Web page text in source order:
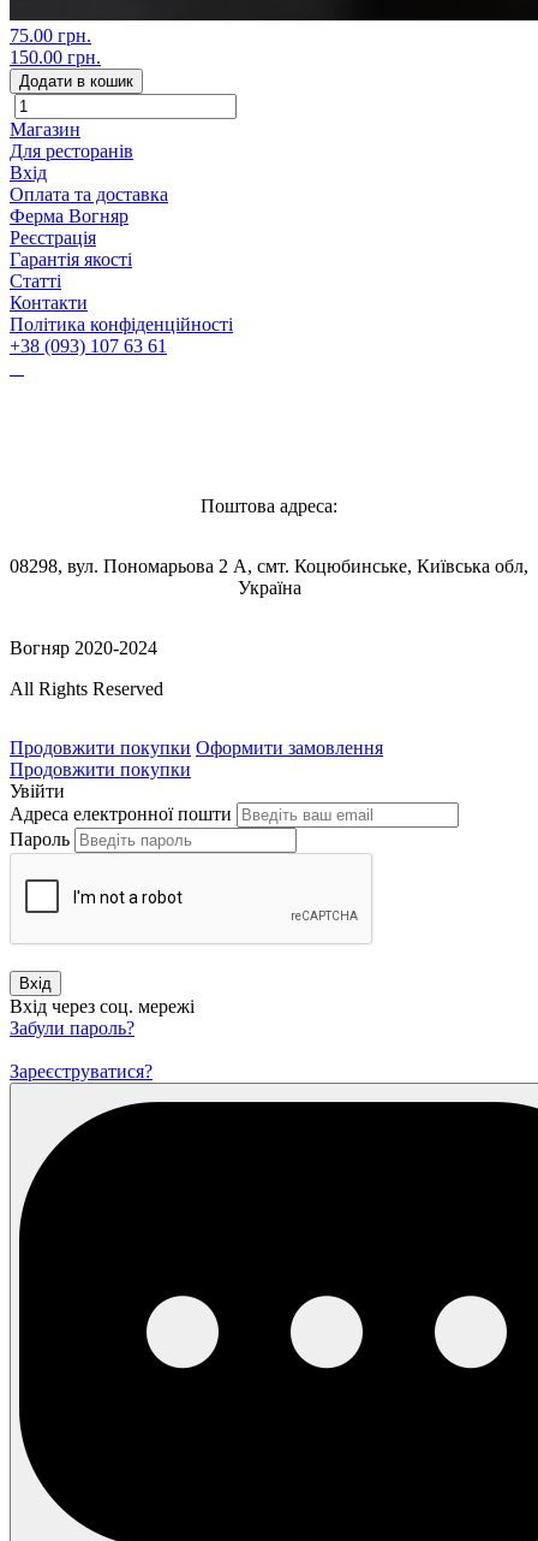
75.00 грн.
150.00 грн.
Додати в кошик
Магазин
Для ресторанів
Вхід
Оплата та доставка
Ферма Вогняр
Реєстрація
Гарантія якості
Статті
Контакти
Політика конфіденційності
+38 (093) 107 63 61
Поштова адреса:
08298, вул. Пономарьова 2 А, смт. Коцюбинське, Київська обл,
Україна
Вогняр 2020-2024
All Rights Reserved
Продовжити покупки Оформити замовлення
Продовжити покупки
Увійти
Адреса електронної пошти
Пароль
Вхід
Вхід через соц. мережі
Забули пароль?
Зареєструватися?